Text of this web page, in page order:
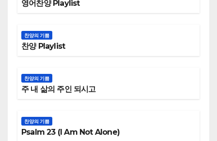
영어찬양 Playlist
찬양의 기쁨
찬양 Playlist
찬양의 기쁨
주 내 삶의 주인 되시고
찬양의 기쁨
Psalm 23 (I Am Not Alone)